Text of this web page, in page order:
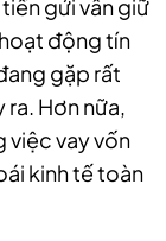
gửi vẫn giữ
động tín
gặp rất
Hơn nữa,
việc vay vốn
kinh tế toàn